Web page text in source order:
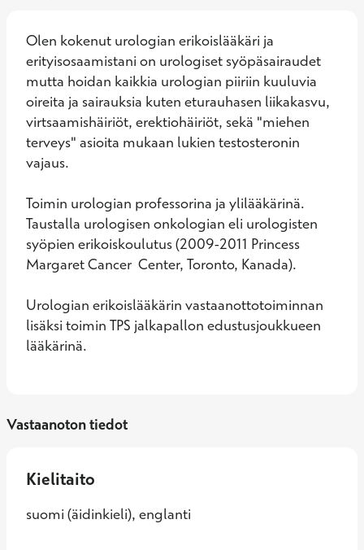
Olen kokenut urologian erikoislääkäri ja
erityisosaamistani on urologiset syöpäsairaudet
mutta hoidan kaikkia urologian piiriin kuuluvia
oireita ja sairauksia kuten eturauhasen liikakasvu,
virtsaamishäiriöt, erektiohäiriöt, sekä "miehen
terveys" asioita mukaan lukien testosteronin
vajaus.
Toimin urologian professorina ja ylilääkärinä.
Taustalla urologisen onkologian eli urologisten
syöpien erikoiskoulutus (2009-2011 Princess
Margaret Cancer  Center, Toronto, Kanada).
Urologian erikoislääkärin vastaanottotoiminnan
lisäksi toimin TPS jalkapallon edustusjoukkueen
lääkärinä.
Vastaanoton tiedot
Kielitaito
suomi (äidinkieli), englanti